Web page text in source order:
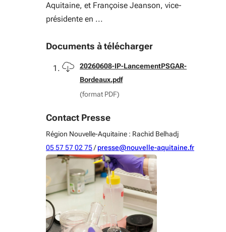
Aquitaine, et Françoise Jeanson, vice-
présidente en ...
Documents à télécharger
Télécharger
20260608-IP-LancementPSGAR-
Bordeaux.pdf
(format PDF)
Contact Presse
Région Nouvelle-Aquitaine : Rachid Belhadj
05 57 57 02 75/presse@nouvelle-aquitaine.fr